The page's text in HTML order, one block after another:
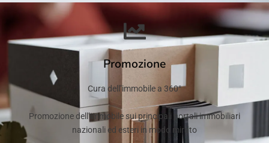
Promozione
Cura dell’immobile a 360°
Promozione dell’immobile sui principali portali immobiliari
nazionali ed esteri in modo mirato